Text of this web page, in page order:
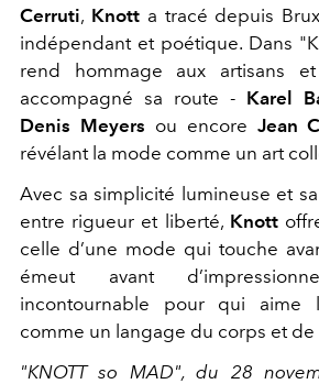
Cerruti, Knotta tracé depuis
indépendant et poétique. Dans
rend hommage aux artisans
accompagné sa route - Karel
Denis Meyers ou encore Jean
révélant la mode comme un art
Avec sa simplicité lumineuse et
entre rigueur et liberté, Knott
celle d’une mode qui touche
émeut avant
incontournable pour qui aime
comme un langage du corps et de
"KNOTT so MAD", du 28